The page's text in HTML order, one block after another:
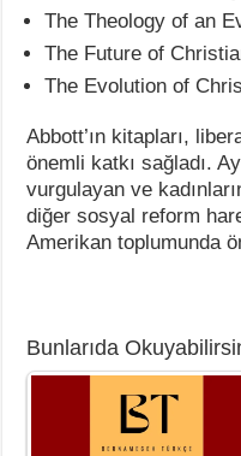
The Theology of an
The Future of
The Evolution of
Abbott’ın kitapları,
önemli katkı sağladı.
vurgulayan ve
diğer sosyal reform
Amerikan toplumunda
Bunlarıda